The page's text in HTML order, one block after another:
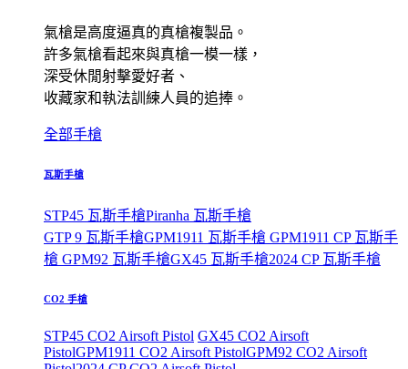
氣槍是高度逼真的真槍複製品。
許多氣槍看起來與真槍一模一樣，
深受休閒射擊愛好者、
收藏家和執法訓練人員的追捧。
全部手槍
瓦斯手槍
STP45 瓦斯手槍Piranha 瓦斯手槍
GTP 9 瓦斯手槍GPM1911 瓦斯手槍 GPM1911 CP 瓦斯手
槍 GPM92 瓦斯手槍GX45 瓦斯手槍2024 CP 瓦斯手槍
CO2 手槍
STP45 CO2 Airsoft Pistol GX45 CO2 Airsoft
PistolGPM1911 CO2 Airsoft PistolGPM92 CO2 Airsoft